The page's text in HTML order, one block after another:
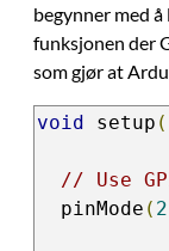
begynner med
funksjonen der
som gjør at
void setup
// Use
  pinMode
( 2